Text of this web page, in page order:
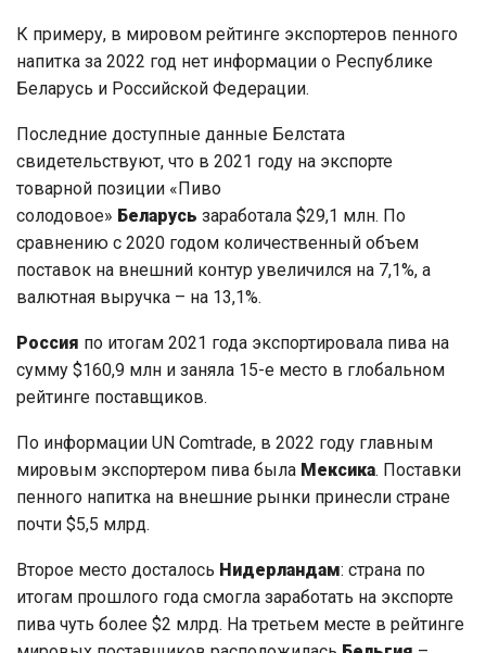
К примеру, в мировом рейтинге экспортеров пенного
напитка за 2022 год нет информации о Республике
Беларусь и Российской Федерации.
Последние доступные данные Белстата
свидетельствуют, что в 2021 году на экспорте
товарной позиции «Пиво
солодовое» Беларусь заработала $29,1 млн. По
сравнению с 2020 годом количественный объем
поставок на внешний контур увеличился на 7,1%, а
валютная выручка – на 13,1%.
Россия по итогам 2021 года экспортировала пива на
сумму $160,9 млн и заняла 15-е место в глобальном
рейтинге поставщиков.
По информации UN Comtrade, в 2022 году главным
мировым экспортером пива была Мексика. Поставки
пенного напитка на внешние рынки принесли стране
почти $5,5 млрд.
Второе место досталось Нидерландам: страна по
итогам прошлого года смогла заработать на экспорте
пива чуть более $2 млрд. На третьем месте в рейтинге